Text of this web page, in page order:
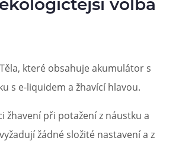
volba
které obsahuje akumulátor s
s e-liquidem a žhavící hlavou.
žhavení při potažení z náustku a
žádné složité nastavení a z